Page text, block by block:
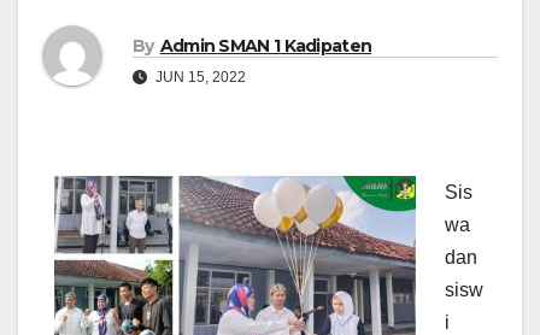
By Admin SMAN 1 Kadipaten
JUN 15, 2022
Sis
wa
dan
sisw
i